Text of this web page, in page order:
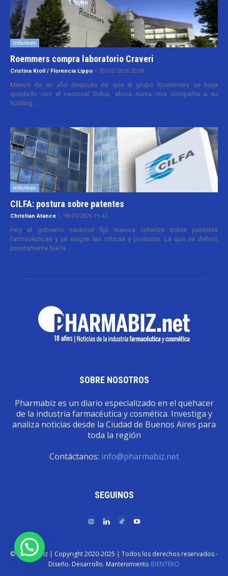
Informes
Roemmers compra laboratorio Craveri
Cristina Kroll / Florencia Lippo - 05/05/2026 20:00
Menos de un año después de que el grupo Roemmers se haya
quedado con el nacional Sidus, ahora suma otra compañía a su
holding....
Informes
CILFA: postura sobre patentes
Christian Atance - 18/03/2026 15:45
Hoy el gobierno nacional fijó nuevos criterios sobre patentes
farmacéuticas y ya surgen las críticas y posturas. La que se definió
prontamente fue la...
SOBRE NOSOTROS
Pharmabiz es un diario especializado en el quehacer
de la industria farmacéutica y cosmética. Investiga y
analiza noticias desde la Ciudad de Buenos Aires para
toda la región
Contáctanos: info@pharmabiz.net
SEGUINOS
© Pharmabiz | Copyrıght 2020-2025 | Todos los derechos reservados -
Diseño. Desarrollo. Mantenimiento IDENTËKO